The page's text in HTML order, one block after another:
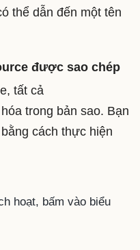
thể dẫn đến một tên
được sao chép
tất cả
trong bản sao. Bạn
cách thực hiện
hoạt, bấm vào biểu